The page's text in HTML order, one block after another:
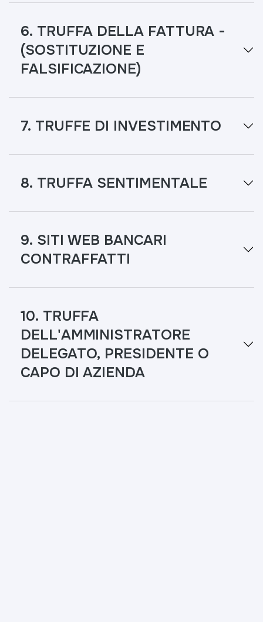
6. TRUFFA DELLA FATTURA -
(SOSTITUZIONE E
FALSIFICAZIONE)
7. TRUFFE DI INVESTIMENTO
8. TRUFFA SENTIMENTALE
9. SITI WEB BANCARI
CONTRAFFATTI
10. TRUFFA
DELL'AMMINISTRATORE
DELEGATO, PRESIDENTE O
CAPO DI AZIENDA